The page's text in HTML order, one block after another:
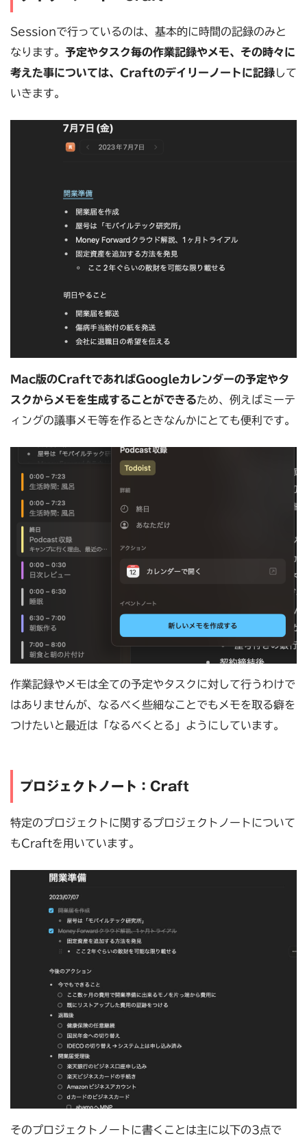
Sessionで行っているのは、基本的に時間の記録のみと
なります。 予定やタスク毎の作業記録やメモ、その時々に
考えた事については、Craftのデイリーノートに記録して
いきます。
Mac版のCraftであればGoogleカレンダーの予定やタ
スクからメモを生成することができるため、例えばミーテ
ィングの議事メモ等を作るときなんかにとても便利です。
作業記録やメモは全ての予定やタスクに対して行うわけで
はありませんが、なるべく些細なことでもメモを取る癖を
つけたいと最近は「なるべくとる」ようにしています。
プロジェクトノート：Craft
特定のプロジェクトに関するプロジェクトノートについて
もCraftを用いています。
そのプロジェクトノートに書くことは主に以下の3点で